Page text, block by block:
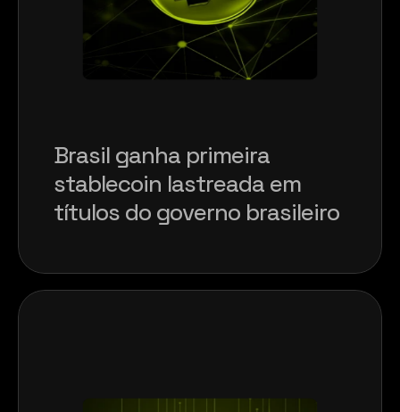
Brasil ganha primeira
stablecoin lastreada em
títulos do governo brasileiro